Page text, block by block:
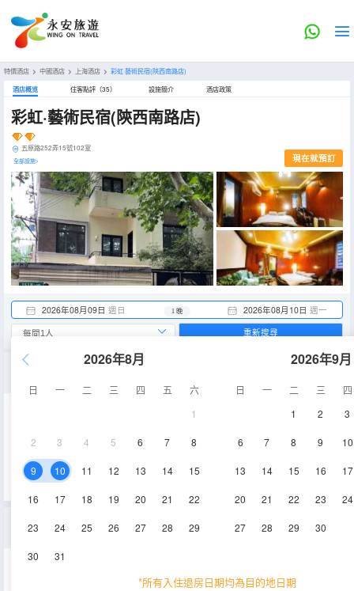
特價酒店 > 中國酒店 > 上海酒店 > 彩虹·藝術民宿(陝西南路店)
酒店概览 住客點評（35） 設施簡介 酒店政策
彩虹·藝術民宿(陝西南路店)
五原路252弄15號102室
全部設施> 現在就預訂
2026年08月09日 週日 2026年08月10日 週一
1 晚
2026年8月
日 一 二 三 四 五
六
1
2 3 4 5 6 7 8
9 10 11 12 13 14 15
16 17 18 19 20 21 22
23 24 25 26 27 28 29
30 31
2026年9月
日 一 二 三
四
1
2 3
6 7 8 9 10
13 14 15 16 17
20 21 22 23 24
27 28 29 30
*所有入住退房日期均為目的地日期
重新搜尋
20-30㎡ 空調
52㎡ 2-3層